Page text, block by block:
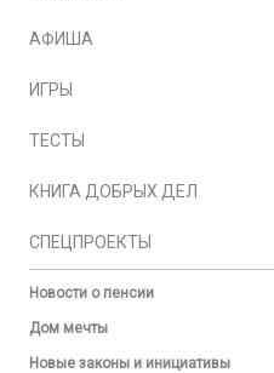
АФИША
ИГРЫ
ТЕСТЫ
КНИГА ДОБРЫХ ДЕЛ
СПЕЦПРОЕКТЫ
Новости о пенсии
Дом мечты
Новые законы и инициативы